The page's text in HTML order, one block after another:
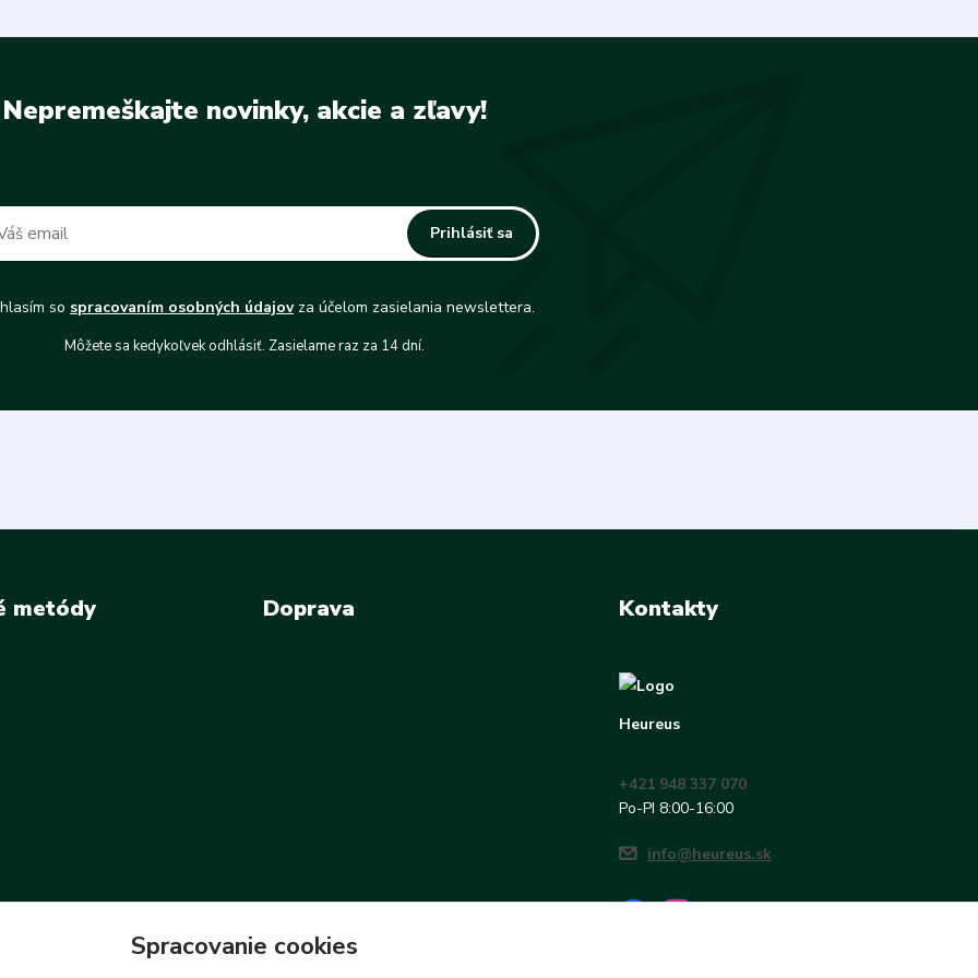
Nepremeškajte novinky, akcie a zľavy!
Prihlásiť sa
so spracovaním osobných údajovza účelom zasielania newslettera.
Môžete sa kedykoľvek odhlásiť. Zasielame raz za 14 dní.
metódy Doprava Kontakty
Heureus
+421 948 337 070
Po-PI 8:00-16:00
info@heureus.sk
Spracovanie cookies